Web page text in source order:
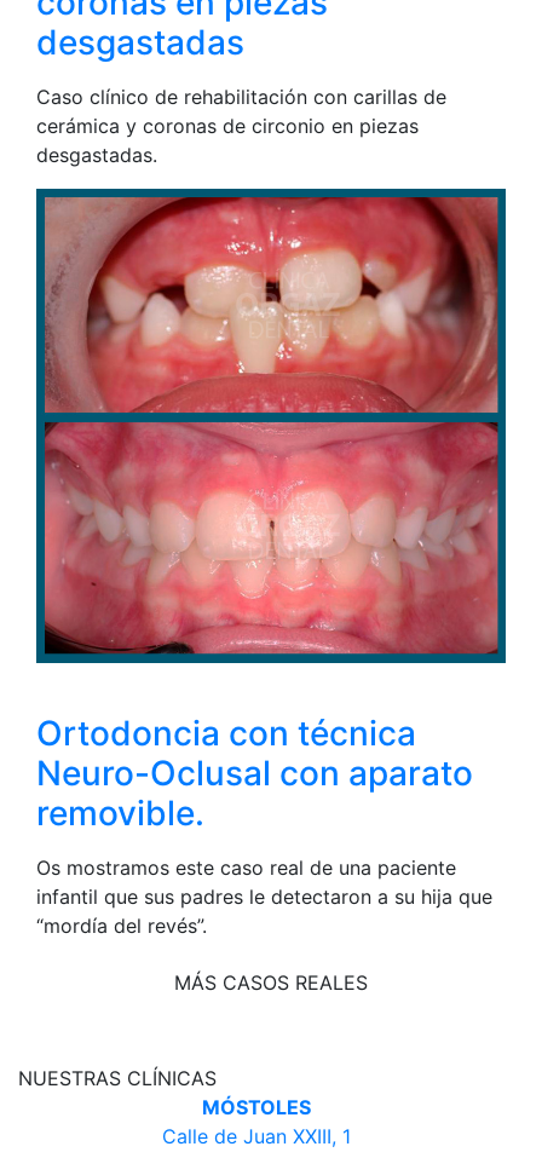
desgastadas
Caso clínico de rehabilitación con carillas de
cerámica y coronas de circonio en piezas
desgastadas.
Ortodoncia con técnica
Neuro-Oclusal con aparato
removible.
Os mostramos este caso real de una paciente
infantil que sus padres le detectaron a su hija que
“mordía del revés”.
MÁS CASOS REALES
NUESTRAS CLÍNICAS
MÓSTOLES
Calle de Juan XXIII, 1